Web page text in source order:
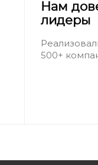
Нам
лидеры
500+